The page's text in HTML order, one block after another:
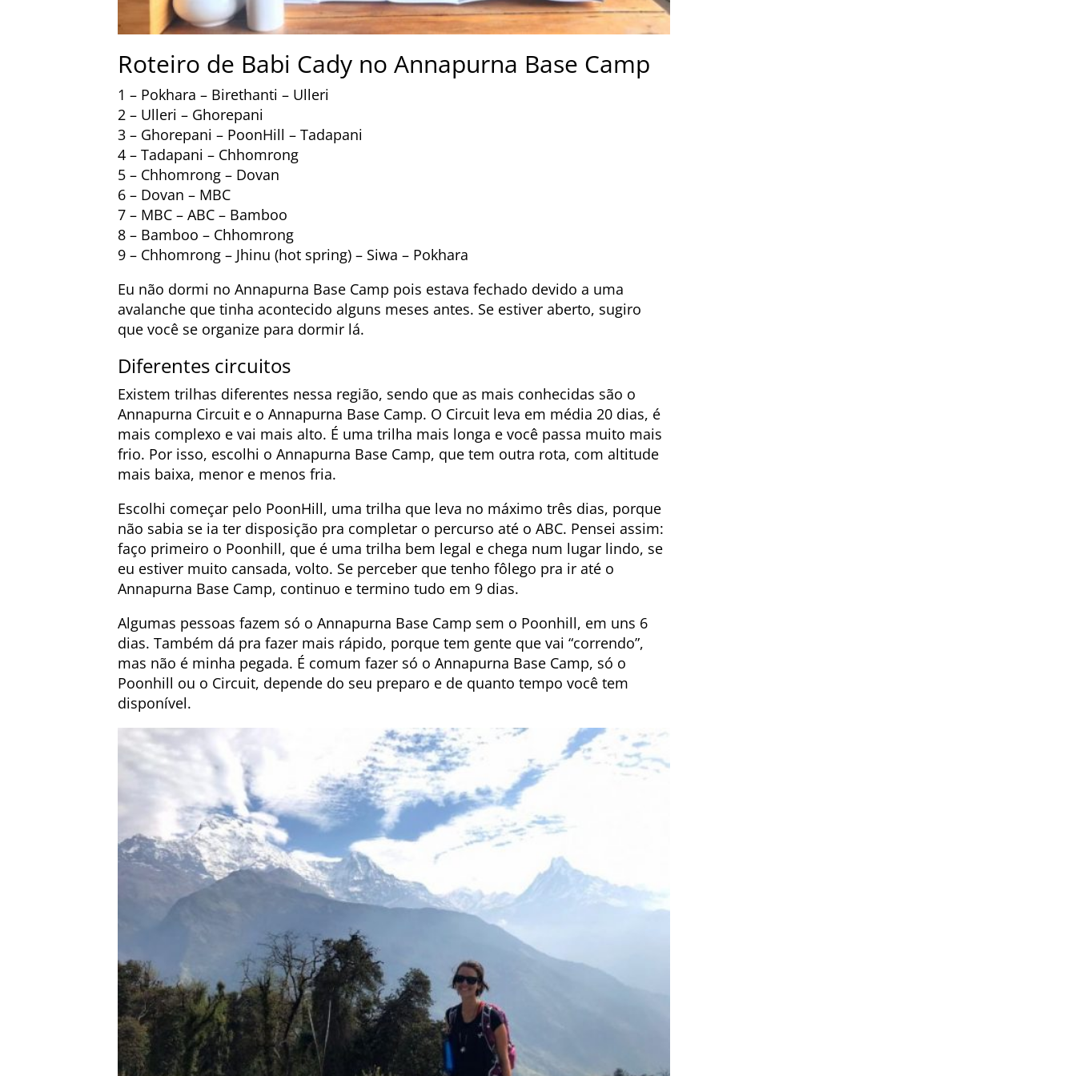
Roteiro de Babi Cady no Annapurna Base Camp
1 – Pokhara – Birethanti – Ulleri
2 – Ulleri – Ghorepani
3 – Ghorepani – PoonHill – Tadapani
4 – Tadapani – Chhomrong
5 – Chhomrong – Dovan
6 – Dovan – MBC
7 – MBC – ABC – Bamboo
8 – Bamboo – Chhomrong
9 – Chhomrong – Jhinu (hot spring) – Siwa – Pokhara
Eu não dormi no Annapurna Base Camp pois estava fechado devido a uma
avalanche que tinha acontecido alguns meses antes. Se estiver aberto, sugiro
que você se organize para dormir lá.
Diferentes circuitos
Existem trilhas diferentes nessa região, sendo que as mais conhecidas são o
Annapurna Circuit e o Annapurna Base Camp. O Circuit leva em média 20 dias, é
mais complexo e vai mais alto. É uma trilha mais longa e você passa muito mais
frio. Por isso, escolhi o Annapurna Base Camp, que tem outra rota, com altitude
mais baixa, menor e menos fria.
Escolhi começar pelo PoonHill, uma trilha que leva no máximo três dias, porque
não sabia se ia ter disposição pra completar o percurso até o ABC. Pensei assim:
faço primeiro o Poonhill, que é uma trilha bem legal e chega num lugar lindo, se
eu estiver muito cansada, volto. Se perceber que tenho fôlego pra ir até o
Annapurna Base Camp, continuo e termino tudo em 9 dias.
Algumas pessoas fazem só o Annapurna Base Camp sem o Poonhill, em uns 6
dias. Também dá pra fazer mais rápido, porque tem gente que vai “correndo”,
mas não é minha pegada. É comum fazer só o Annapurna Base Camp, só o
Poonhill ou o Circuit, depende do seu preparo e de quanto tempo você tem
disponível.